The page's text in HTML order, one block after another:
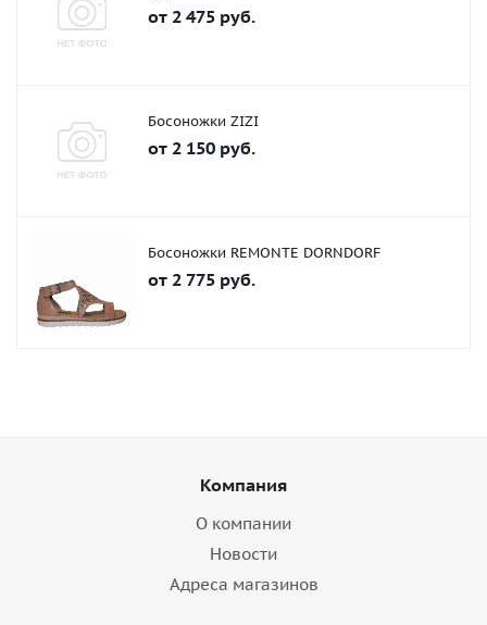
от 2 475 руб.
Босоножки ZIZI
от 2 150 руб.
Босоножки REMONTE DORNDORF
от 2 775 руб.
Компания
О компании
Новости
Адреса магазинов